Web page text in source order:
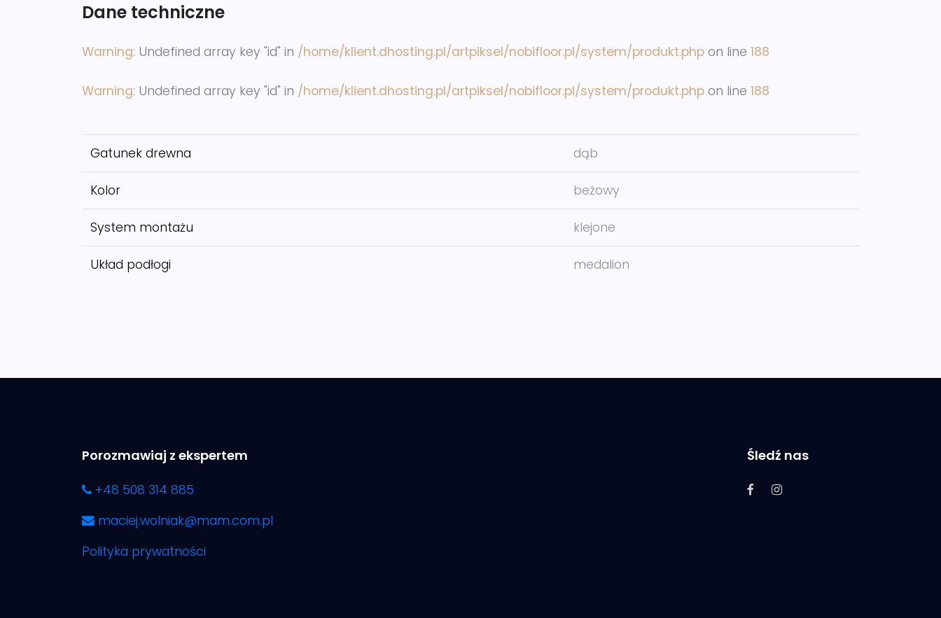
Dane techniczne
Warning: Undefined array key "id" in /home/klient.dhosting.pl/artpiksel/nobifloor.pl/system/produkt.php on line 188
Warning: Undefined array key "id" in /home/klient.dhosting.pl/artpiksel/nobifloor.pl/system/produkt.php on line 188
Gatunek drewna dąb
Kolor beżowy
System montażu klejone
Układ podłogi medalion
Porozmawiaj z ekspertem
+48 508 314 885
maciej.wolniak@mam.com.pl
Polityka prywatności
Śledź nas